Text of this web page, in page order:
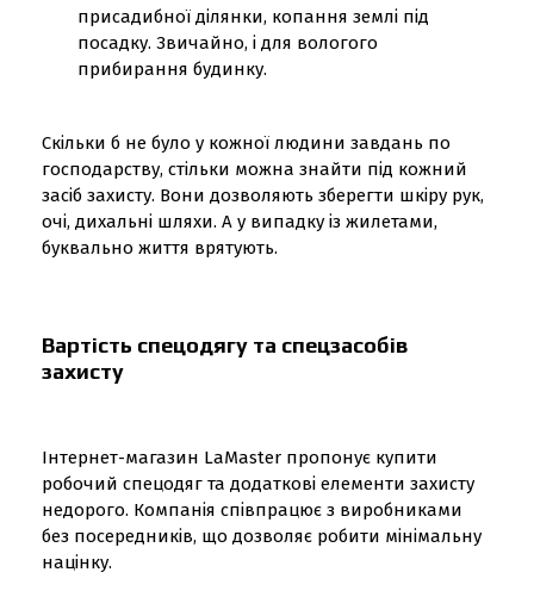
присадибної ділянки, копання землі під
посадку. Звичайно, і для вологого
прибирання будинку.
Скільки б не було у кожної людини завдань по
господарству, стільки можна знайти під кожний
засіб захисту. Вони дозволяють зберегти шкіру рук,
очі, дихальні шляхи. А у випадку із жилетами,
буквально життя врятують.
Вартість спецодягу та спецзасобів
захисту
Інтернет-магазин LaMaster пропонує купити
робочий спецодяг та додаткові елементи захисту
недорого. Компанія співпрацює з виробниками
без посередників, що дозволяє робити мінімальну
націнку.